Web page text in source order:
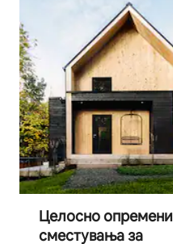
Целосно опремени
сместувања за